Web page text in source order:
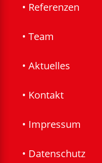
• Referenzen
• Team
• Aktuelles
• Kontakt
• Impressum
• Datenschutz